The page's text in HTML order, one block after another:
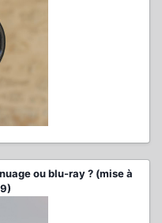
ou blu-ray ? (mise à